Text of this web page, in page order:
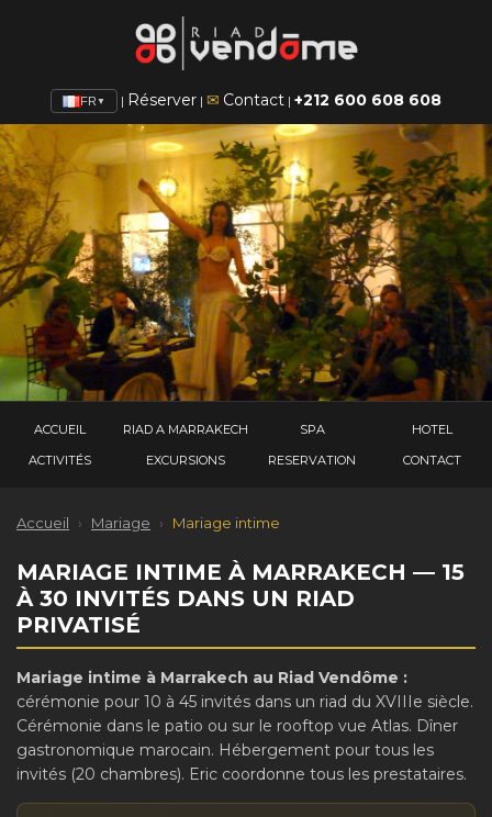
FR ▼ | Réserver | ✉ Contact | +212 600 608 608
ACCUEIL RIAD A MARRAKECH SPA
HOTEL
ACTIVITÉS
EXCURSIONS RESERVATION CONTACT
Accueil › Mariage › Mariage intime
MARIAGE INTIME À MARRAKECH — 15
À 30 INVITÉS DANS UN RIAD
PRIVATISÉ
Mariage intime à Marrakech au Riad Vendôme :
cérémonie pour 10 à 45 invités dans un riad du XVIIIe siècle.
Cérémonie dans le patio ou sur le rooftop vue Atlas. Dîner
gastronomique marocain. Hébergement pour tous les
invités (20 chambres). Eric coordonne tous les prestataires.